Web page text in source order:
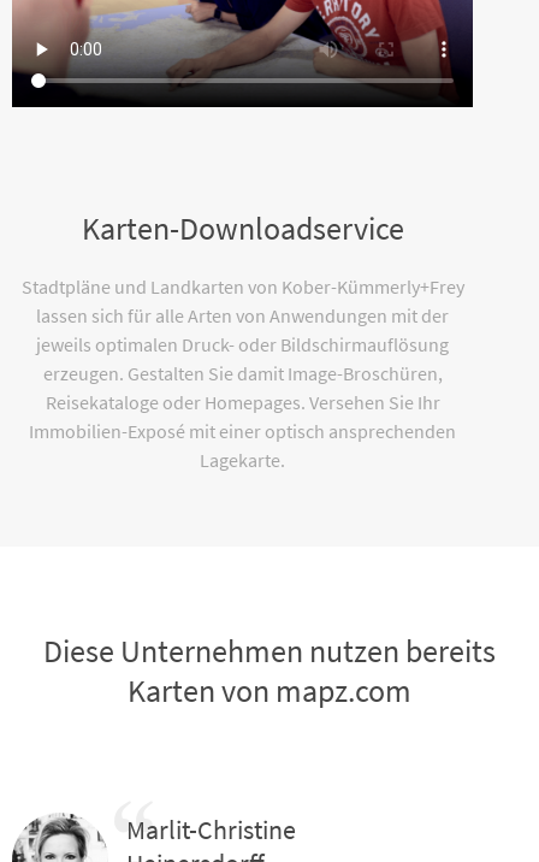
Karten-Downloadservice
Stadtpläne und Landkarten von Kober-Kümmerly+Frey
lassen sich für alle Arten von Anwendungen mit der
jeweils optimalen Druck- oder Bildschirmauflösung
erzeugen. Gestalten Sie damit Image-Broschüren,
Reisekataloge oder Homepages. Versehen Sie Ihr
Immobilien-Exposé mit einer optisch ansprechenden
Lagekarte.
Diese Unternehmen nutzen bereits
Karten von mapz.com
Marlit-Christine